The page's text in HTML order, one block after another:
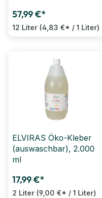
57,99 €*
12 Liter (4,83 €* / 1 Liter)
ELVIRAS Öko-Kleber
(auswaschbar), 2.000
ml
17,99 €*
2 Liter (9,00 €* / 1 Liter)